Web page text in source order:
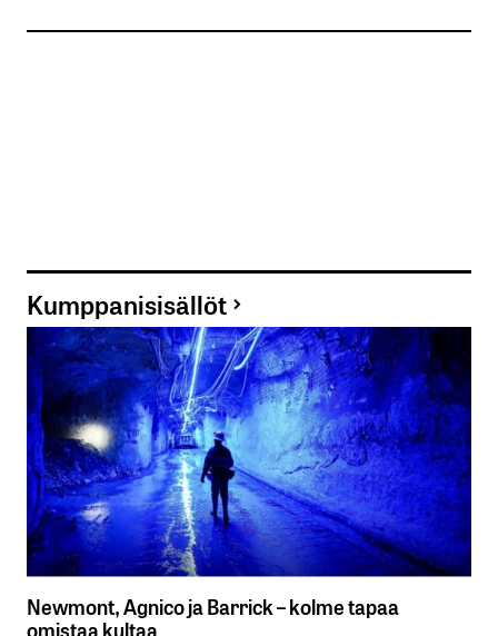
Kumppanisisällöt
Newmont, Agnico ja Barrick – kolme tapaa
omistaa kultaa